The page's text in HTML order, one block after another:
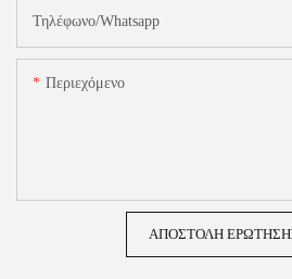
Τηλέφωνο/Whatsapp
Περιεχόμενο
ΑΠΟΣΤΟΛΉ